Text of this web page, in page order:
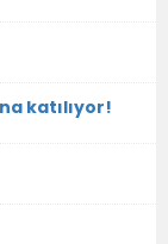
katılıyor!